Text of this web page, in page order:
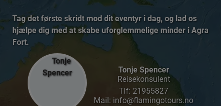
Tag det første skridt mod dit eventyr i dag, og lad os
hjælpe dig med at skabe uforglemmelige minder i Agra
Fort.
Tonje Spencer
Reisekonsulent
Tlf: 21955827
Mail: info@flamingotours.no